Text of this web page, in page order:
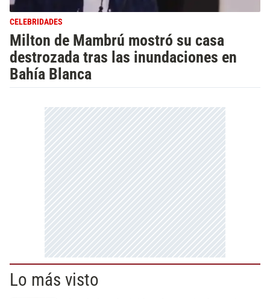
CELEBRIDADES
Milton de Mambrú mostró su casa
destrozada tras las inundaciones en
Bahía Blanca
Lo más visto